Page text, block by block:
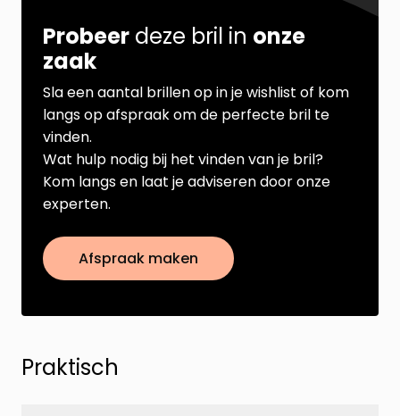
Probeer deze bril in onze
zaak
Sla een aantal brillen op in je wishlist of kom
langs op afspraak om de perfecte bril te
vinden.
Wat hulp nodig bij het vinden van je bril?
Kom langs en laat je adviseren door onze
experten.
Afspraak maken
Praktisch